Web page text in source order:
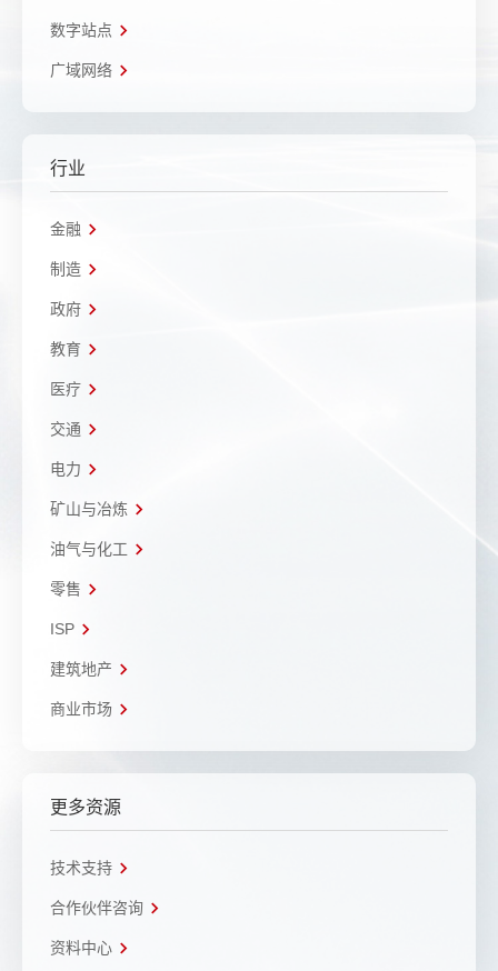
数字站点
广域网络
行业
金融
制造
政府
教育
医疗
交通
电力
矿山与冶炼
油气与化工
零售
ISP
建筑地产
商业市场
更多资源
技术支持
合作伙伴咨询
资料中心